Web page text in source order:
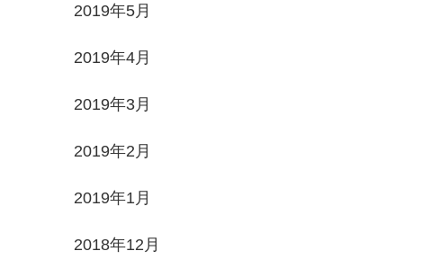
2019年5月
2019年4月
2019年3月
2019年2月
2019年1月
2018年12月